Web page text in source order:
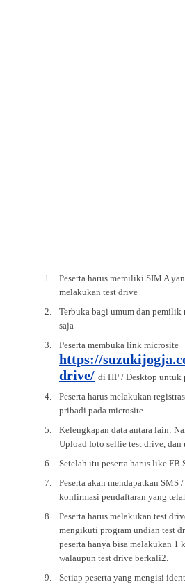
Peserta harus memiliki SIM A
melakukan test drive
Terbuka bagi umum dan
saja
Peserta membuka link microsite
https://
drive/ di HP / Desktop untuk
Peserta harus melakukan
pribadi pada microsite
Kelengkapan data antara lain:
Upload foto selfie test drive,
Setelah itu peserta harus like FB
Peserta akan mendapatkan SMS
konfirmasi pendaftaran yang
Peserta harus melakukan test
mengikuti program undian test
peserta hanya bisa melakukan 1
walaupun test drive berkali2.
Setiap peserta yang mengisi